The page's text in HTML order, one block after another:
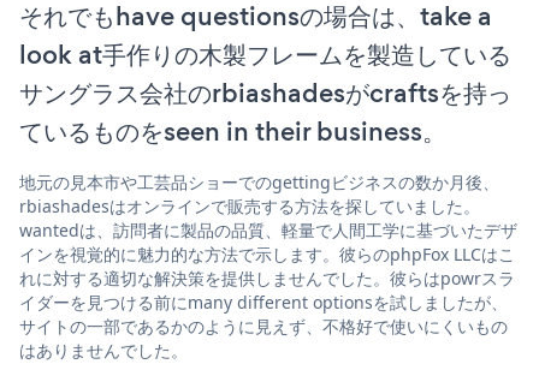
それでもhave questionsの場合は、take a
look at手作りの木製フレームを製造している
サングラス会社のrbiashadesがcraftsを持っ
ているものをseen in their business。
地元の見本市や工芸品ショーでのgettingビジネスの数か月後、
rbiashadesはオンラインで販売する方法を探していました。
wantedは、訪問者に製品の品質、軽量で人間工学に基づいたデザ
インを視覚的に魅力的な方法で示します。彼らのphpFox LLCはこ
れに対する適切な解決策を提供しませんでした。彼らはpowrスラ
イダーを見つける前にmany different optionsを試しましたが、
サイトの一部であるかのように見えず、不格好で使いにくいもの
はありませんでした。